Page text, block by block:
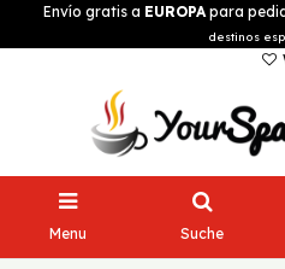
Envío gratis a EUROPApara
destinos
Menu Suche